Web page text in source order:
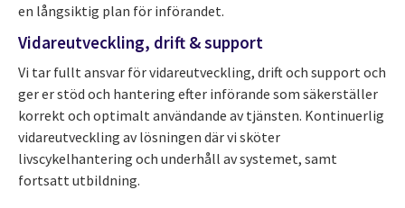
en långsiktig plan för införandet.
Vidareutveckling, drift & support
Vi tar fullt ansvar för vidareutveckling, drift och support och
ger er stöd och hantering efter införande som säkerställer
korrekt och optimalt användande av tjänsten. Kontinuerlig
vidareutveckling av lösningen där vi sköter
livscykelhantering och underhåll av systemet, samt
fortsatt utbildning.